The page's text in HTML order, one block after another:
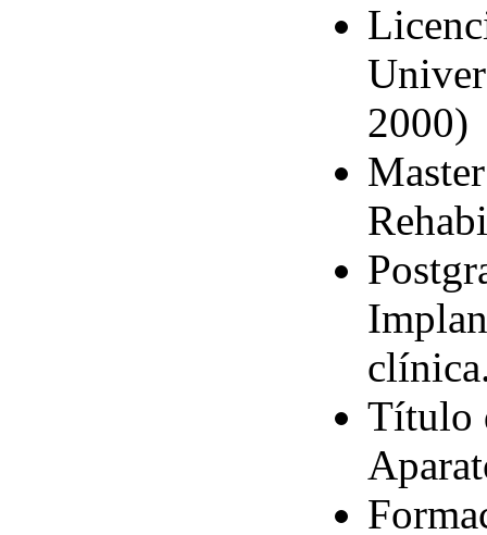
2000)
Título